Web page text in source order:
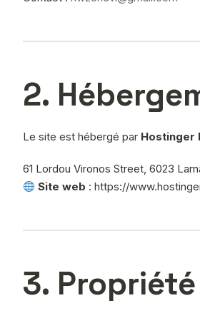
2.
Le site est hébergé par Hostinger
61 Lordou Vironos Street, 6023
Site web : https://
3.